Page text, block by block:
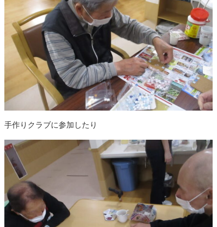
手作りクラブに参加したり